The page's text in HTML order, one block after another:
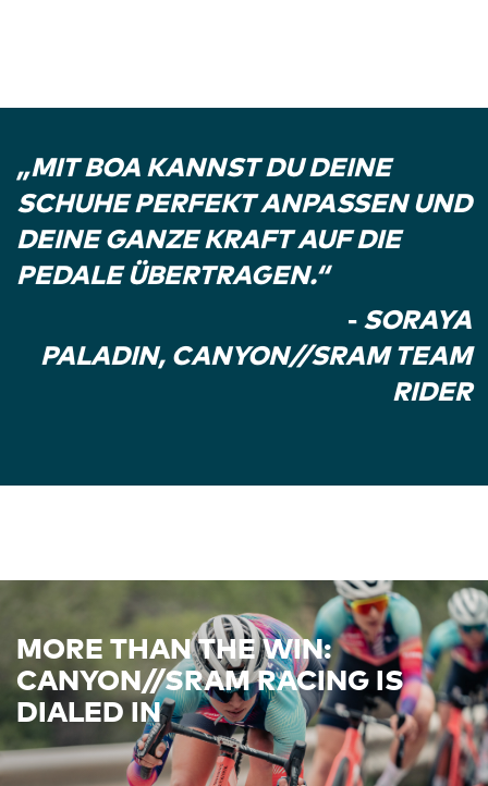
„MIT BOA KANNST DU DEINE
SCHUHE PERFEKT ANPASSEN UND
DEINE GANZE KRAFT AUF DIE
PEDALE ÜBERTRAGEN.“
- SORAYA
PALADIN, CANYON//SRAM TEAM
RIDER
MORE THAN THE WIN:
CANYON//SRAM RACING IS
DIALED IN